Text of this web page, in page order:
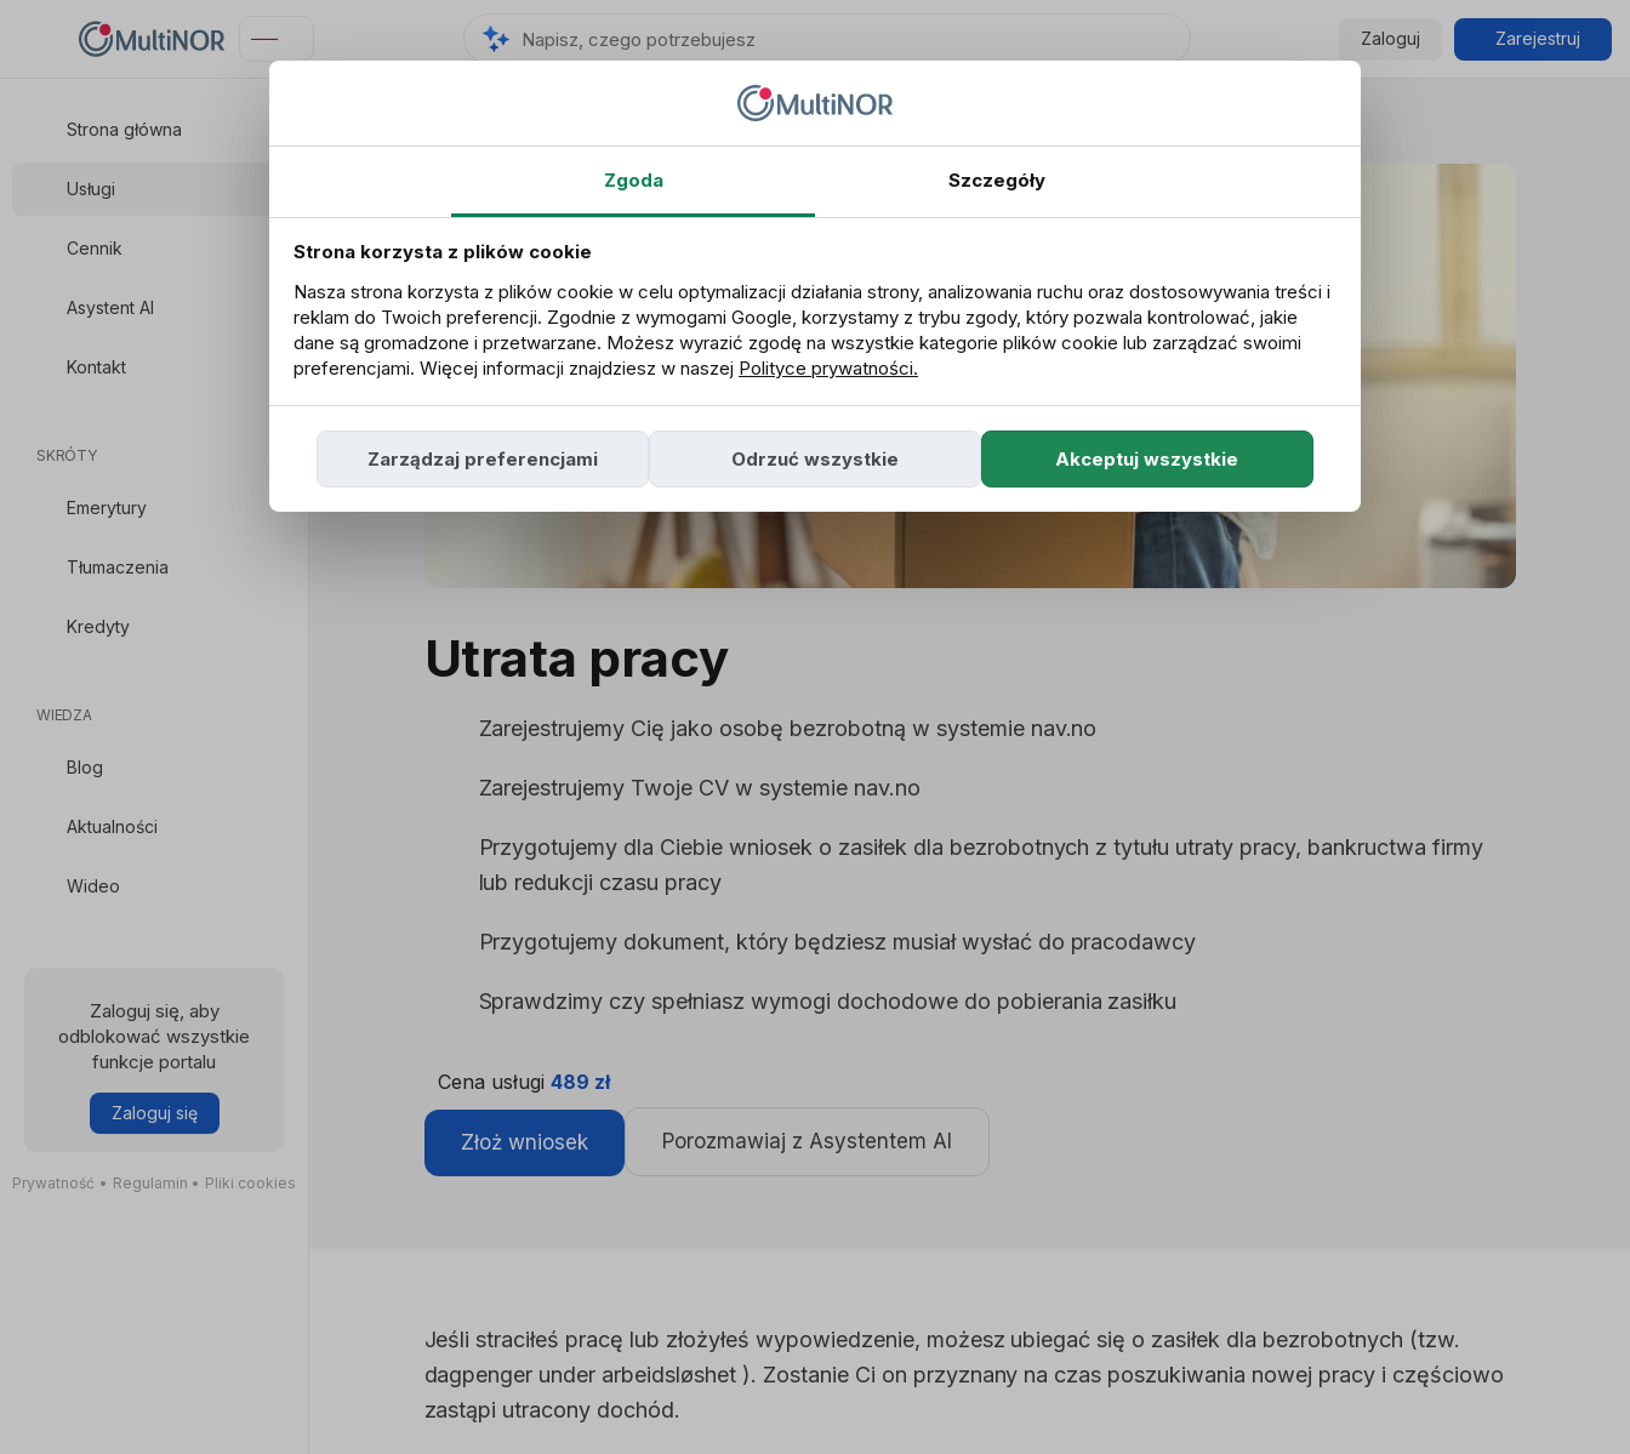
Zaloguj Zarejestruj
Strona główna
Usługi
Cennik
Asystent AI
Kontakt
SKRÓTY
Emerytury
Tłumaczenia
Kredyty
WIEDZA
Blog
Aktualności
Wideo
Zaloguj się, aby
odblokować wszystkie
funkcje portalu
Zaloguj się
Prywatność • Regulamin • Pliki cookies
Utrata pracy
Zarejestrujemy Cię jako osobę bezrobotną w systemie nav.no
Zarejestrujemy Twoje CV w systemie nav.no
Przygotujemy dla Ciebie wniosek o zasiłek dla bezrobotnych z tytułu utraty pracy, bankructwa firmy
lub redukcji czasu pracy
Przygotujemy dokument, który będziesz musiał wysłać do pracodawcy
Sprawdzimy czy spełniasz wymogi dochodowe do pobierania zasiłku
Cena usługi 489 zł
Złoż wniosek Porozmawiaj z Asystentem AI
Jeśli straciłeś pracę lub złożyłeś wypowiedzenie, możesz ubiegać się o zasiłek dla bezrobotnych (tzw.
dagpenger under arbeidsløshet ). Zostanie Ci on przyznany na czas poszukiwania nowej pracy i częściowo
zastąpi utracony dochód.
Zgoda Szczegóły
Strona korzysta z plików cookie
Nasza strona korzysta z plików cookie w celu optymalizacji działania strony, analizowania ruchu oraz dostosowywania treści i
reklam do Twoich preferencji. Zgodnie z wymogami Google, korzystamy z trybu zgody, który pozwala kontrolować, jakie
dane są gromadzone i przetwarzane. Możesz wyrazić zgodę na wszystkie kategorie plików cookie lub zarządzać swoimi
preferencjami. Więcej informacji znajdziesz w naszej Polityce prywatności.
Zarządzaj preferencjami Odrzuć wszystkie Akceptuj wszystkie